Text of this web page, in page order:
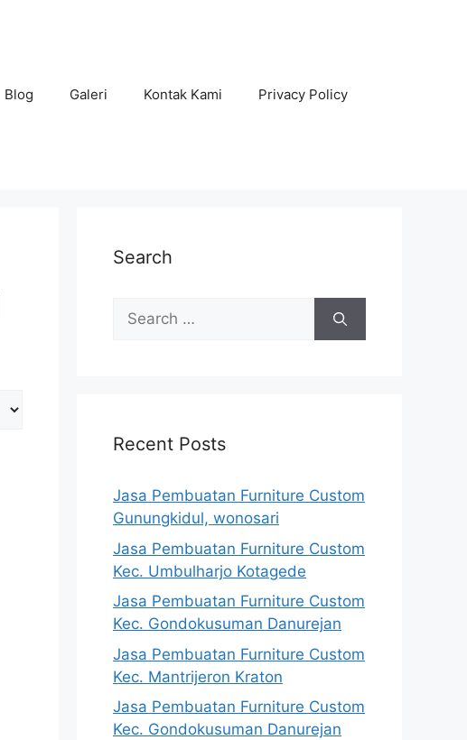
Blog Galeri Kontak Kami Privacy Policy
Search
Search
for:
Recent Posts
Jasa Pembuatan Furniture Custom
Gunungkidul, wonosari
Jasa Pembuatan Furniture Custom
Kec. Umbulharjo Kotagede
Jasa Pembuatan Furniture Custom
Kec. Gondokusuman Danurejan
Jasa Pembuatan Furniture Custom
Kec. Mantrijeron Kraton
Jasa Pembuatan Furniture Custom
Kec. Gondokusuman Danurejan